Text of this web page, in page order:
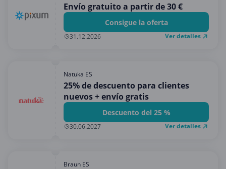
Envío gratuito a partir de 30 €
Consigue la oferta
31.12.2026 Ver detalles
Natuka ES
25% de descuento para clientes
nuevos + envío gratis
Descuento del 25 %
30.06.2027 Ver detalles
Braun ES